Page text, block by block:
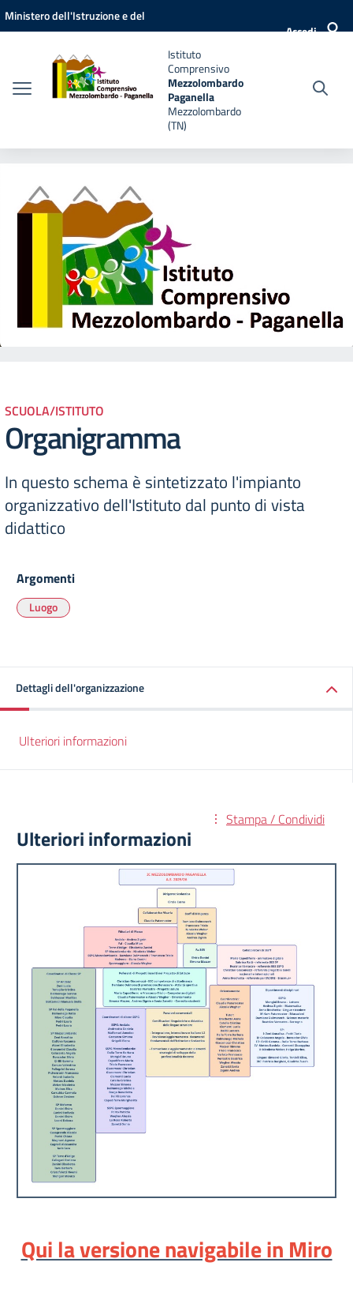
Vai ai contenuti
Vai al menu di navigazione
Vai al footer
Ministero dell'Istruzione e del
Accedi
Istituto
Comprensivo
Mezzolombardo
Paganella
Mezzolombardo
(TN)
SCUOLA/ISTITUTO
Organigramma
In questo schema è sintetizzato l'impianto
organizzativo dell'Istituto dal punto di vista
didattico
Argomenti
Luogo
Dettagli dell'organizzazione
Ulteriori informazioni
Stampa / Condividi
Ulteriori informazioni
Qui la versione navigabile in Miro